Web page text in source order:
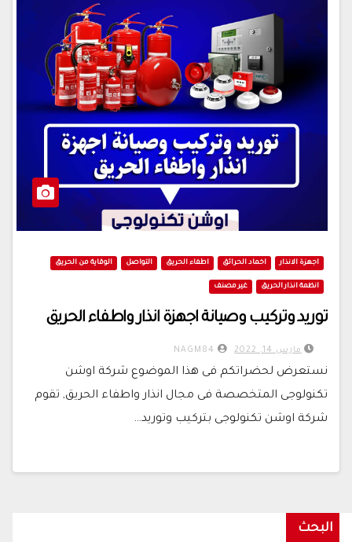
اجهزة الانذار اخماد الحرائق اطفاء الحريق التواصل الوقاية من الحريق
انظمة انذار الحريق غير مصنف
توريد وتركيب وصيانة اجهزة انذار واطفاء الحريق
مارس 14, 2022
نستعرض لحضراتكم فى هذا الموضوع شركة اوشن
تكنولوجى المتخصصة فى مجال انذار واطفاء الحريق, تقوم
شركة اوشن تكنولوجى بتركيب وتوريد…
البحث